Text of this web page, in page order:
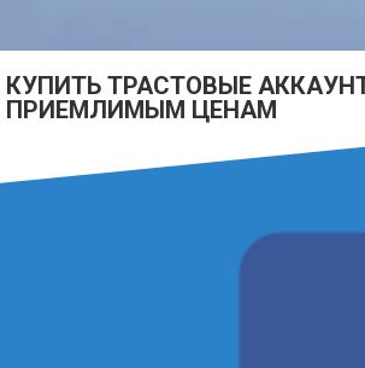
КУПИТЬ ТРАСТОВЫЕ
ПРИЕМЛИМЫМ ЦЕНАМ